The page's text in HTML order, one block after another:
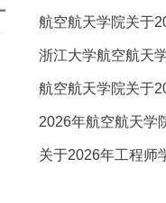
航空航天学院关于
浙江大学航空航天
航空航天学院关于
2026年航空航天学
关于2026年工程师